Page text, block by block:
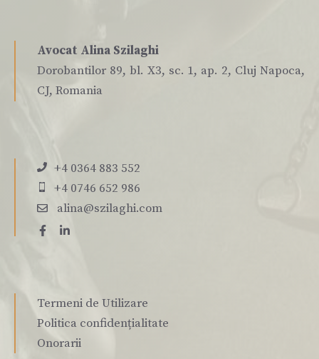
Avocat Alina Szilaghi
Dorobantilor 89, bl. X3, sc. 1, ap. 2, Cluj Napoca,
CJ, Romania
+4 0364 883 552
+4 0746 652 986
alina@szilaghi.com
Termeni de Utilizare
Politica confidențialitate
Onorarii